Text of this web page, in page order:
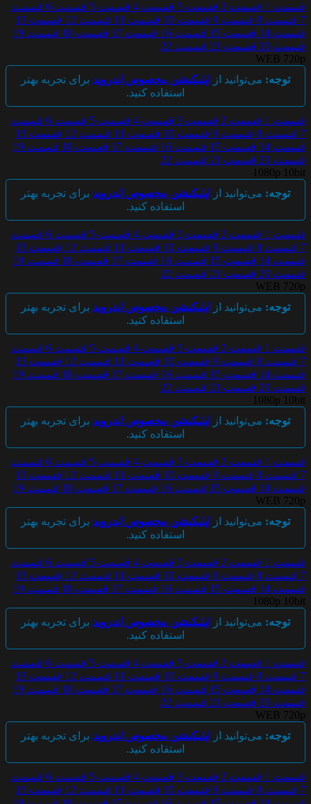
قسمت 1 قسمت 2 قسمت 3 قسمت 4 قسمت 5 قسمت 6
قسمت
7 قسمت 8 قسمت 9 قسمت 10 قسمت 11 قسمت 12
قسمت 13
قسمت 14
قسمت 15 قسمت 16 قسمت 17 قسمت 18
قسمت 19
قسمت 20
قسمت 21
قسمت 22
WEB 720p
توجه: می‌توانید از اپلیکیشن مخصوص اندروید برای تجربه بهتر
استفاده کنید.
قسمت 1 قسمت 2 قسمت 3 قسمت 4 قسمت 5 قسمت 6
قسمت
7 قسمت 8 قسمت 9 قسمت 10 قسمت 11 قسمت 12
قسمت 13
قسمت 14
قسمت 15 قسمت 16 قسمت 17 قسمت 18
قسمت 19
قسمت 20
قسمت 21
قسمت 22
1080p 10bit
توجه: می‌توانید از اپلیکیشن مخصوص اندروید برای تجربه بهتر
استفاده کنید.
قسمت 1 قسمت 2 قسمت 3 قسمت 4 قسمت 5 قسمت 6
قسمت
7 قسمت 8 قسمت 9 قسمت 10 قسمت 11 قسمت 12
قسمت 13
قسمت 14
قسمت 15 قسمت 16 قسمت 17 قسمت 18
قسمت 19
قسمت 20
قسمت 21
قسمت 22
WEB 720p
توجه: می‌توانید از اپلیکیشن مخصوص اندروید برای تجربه بهتر
استفاده کنید.
قسمت 1 قسمت 2 قسمت 3 قسمت 4 قسمت 5 قسمت 6
قسمت
7 قسمت 8 قسمت 9 قسمت 10 قسمت 11 قسمت 12
قسمت 13
قسمت 14
قسمت 15 قسمت 16 قسمت 17 قسمت 18
قسمت 19
قسمت 20
قسمت 21
قسمت 22
1080p 10bit
توجه: می‌توانید از اپلیکیشن مخصوص اندروید برای تجربه بهتر
استفاده کنید.
قسمت 1 قسمت 2 قسمت 3 قسمت 4 قسمت 5 قسمت 6
قسمت
7 قسمت 8 قسمت 9 قسمت 10 قسمت 11 قسمت 12
قسمت 13
قسمت 14
قسمت 15 قسمت 16 قسمت 17 قسمت 18
قسمت 19
WEB 720p
توجه: می‌توانید از اپلیکیشن مخصوص اندروید برای تجربه بهتر
استفاده کنید.
قسمت 1 قسمت 2 قسمت 3 قسمت 4 قسمت 5 قسمت 6
قسمت
7 قسمت 8 قسمت 9 قسمت 10 قسمت 11 قسمت 12
قسمت 13
قسمت 14
قسمت 15 قسمت 16 قسمت 17 قسمت 18
قسمت 19
1080p 10bit
توجه: می‌توانید از اپلیکیشن مخصوص اندروید برای تجربه بهتر
استفاده کنید.
قسمت 1 قسمت 2 قسمت 3 قسمت 4 قسمت 5 قسمت 6
قسمت
7 قسمت 8 قسمت 9 قسمت 10 قسمت 11 قسمت 12
قسمت 13
قسمت 14
قسمت 15 قسمت 16 قسمت 17 قسمت 18
قسمت 19
قسمت 20
قسمت 21
قسمت 22
WEB 720p
توجه: می‌توانید از اپلیکیشن مخصوص اندروید برای تجربه بهتر
استفاده کنید.
قسمت 1 قسمت 2 قسمت 3 قسمت 4 قسمت 5 قسمت 6
قسمت
7 قسمت 8 قسمت 9 قسمت 10 قسمت 11 قسمت 12
قسمت 13